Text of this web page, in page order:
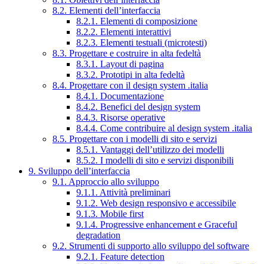
8.2. Elementi dell’interfaccia
8.2.1. Elementi di composizione
8.2.2. Elementi interattivi
8.2.3. Elementi testuali (microtesti)
8.3. Progettare e costruire in alta fedeltà
8.3.1. Layout di pagina
8.3.2. Prototipi in alta fedeltà
8.4. Progettare con il design system .italia
8.4.1. Documentazione
8.4.2. Benefici del design system
8.4.3. Risorse operative
8.4.4. Come contribuire al design system .italia
8.5. Progettare con i modelli di sito e servizi
8.5.1. Vantaggi dell’utilizzo dei modelli
8.5.2. I modelli di sito e servizi disponibili
9. Sviluppo dell’interfaccia
9.1. Approccio allo sviluppo
9.1.1. Attività preliminari
9.1.2. Web design responsivo e accessibile
9.1.3. Mobile first
9.1.4. Progressive enhancement e Graceful
degradation
9.2. Strumenti di supporto allo sviluppo del software
9.2.1. Feature detection